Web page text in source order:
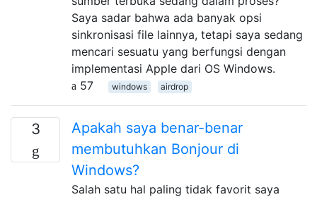
Saya sadar bahwa ada banyak opsi
sinkronisasi file lainnya, tetapi saya sedang
mencari sesuatu yang berfungsi dengan
implementasi Apple dari OS Windows.
57
windows airdrop
3
Apakah saya benar-benar
membutuhkan Bonjour di
Windows?
Salah satu hal paling tidak favorit saya